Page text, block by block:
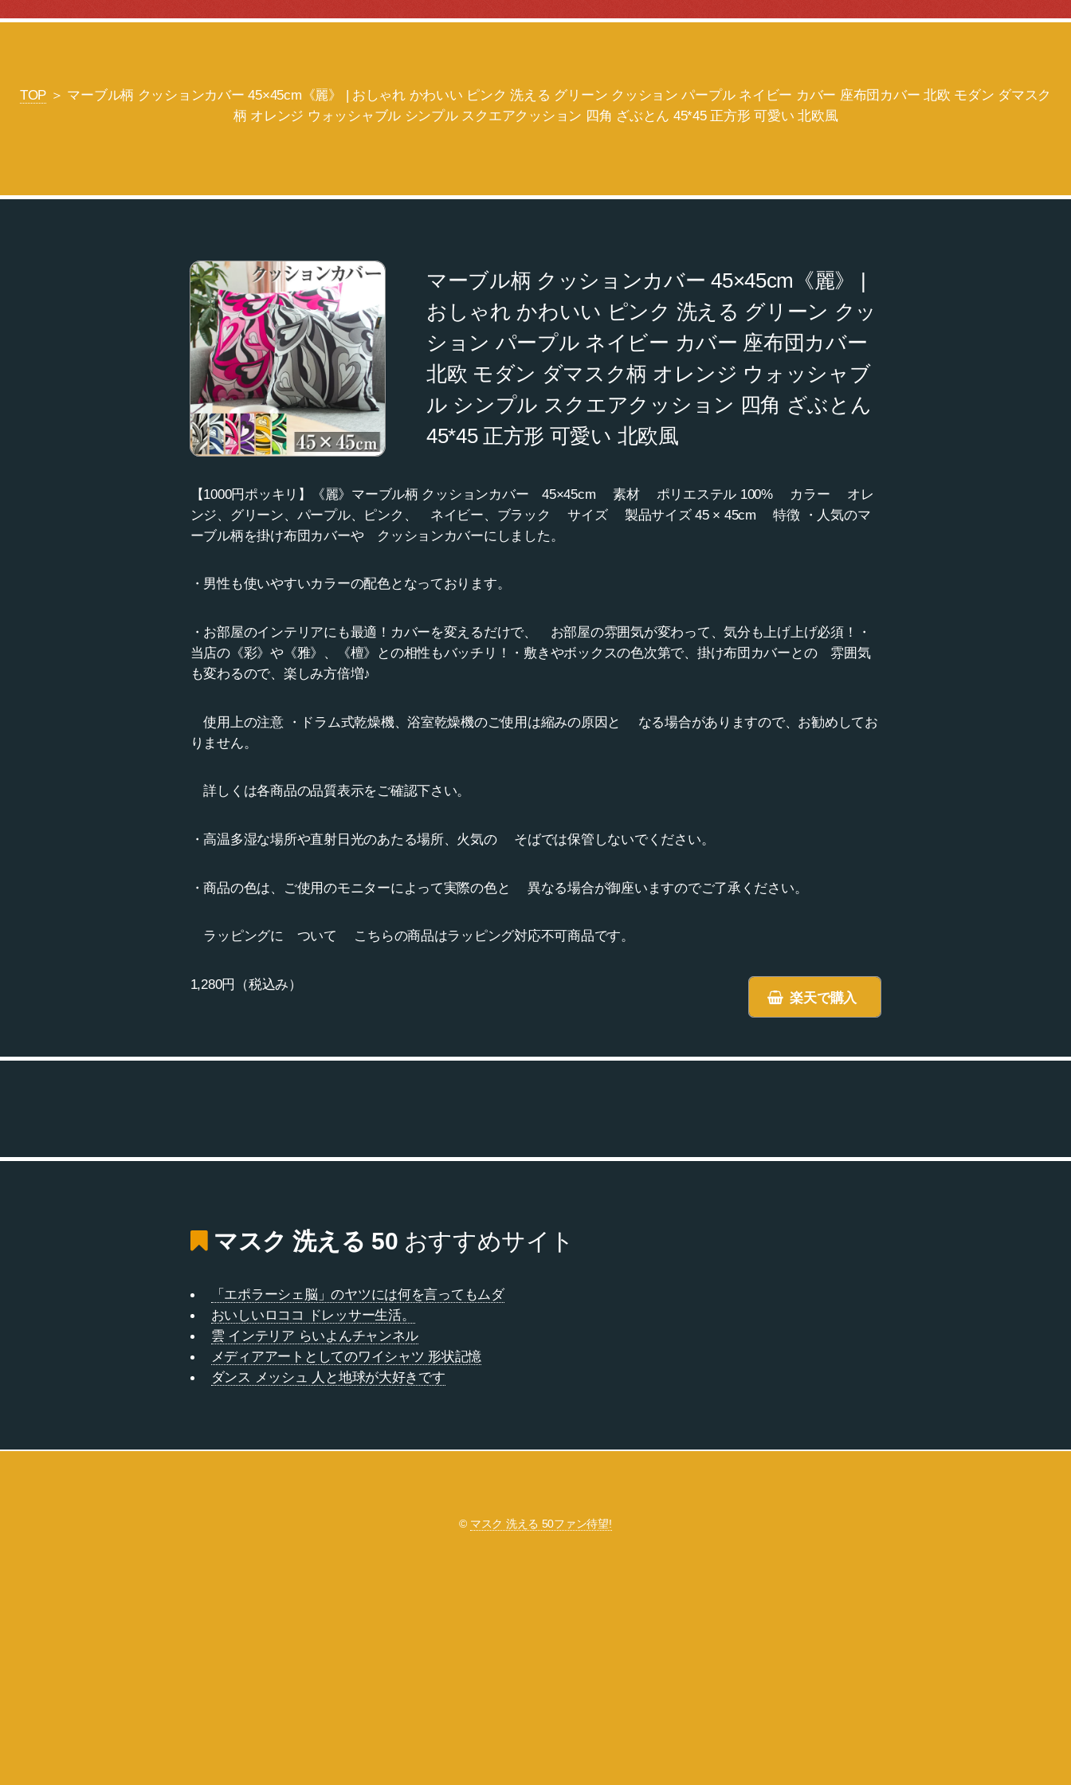
TOP ＞ マーブル柄 クッションカバー 45×45cm《麗》 | おしゃれ かわいい ピンク 洗える グリーン クッション パープル ネイビー カバー 座布団カバー 北欧 モダン ダマスク
柄 オレンジ ウォッシャブル シンプル スクエアクッション 四角 ざぶとん 45*45 正方形 可愛い 北欧風
マーブル柄 クッションカバー 45×45cm《麗》 |
おしゃれ かわいい ピンク 洗える グリーン クッ
ション パープル ネイビー カバー 座布団カバー
北欧 モダン ダマスク柄 オレンジ ウォッシャブ
ル シンプル スクエアクッション 四角 ざぶとん
45*45 正方形 可愛い 北欧風
【1000円ポッキリ】《麗》マーブル柄 クッションカバー 45×45cm 素材 ポリエステル 100% カラー オレ
ンジ、グリーン、パープル、ピンク、 ネイビー、ブラック サイズ 製品サイズ 45 × 45cm 特徴 ・人気のマ
ーブル柄を掛け布団カバーや クッションカバーにしました。
・男性も使いやすいカラーの配色となっております。
・お部屋のインテリアにも最適！カバーを変えるだけで、 お部屋の雰囲気が変わって、気分も上げ上げ必須！・
当店の《彩》や《雅》、《檀》との相性もバッチリ！・敷きやボックスの色次第で、掛け布団カバーとの 雰囲気
も変わるので、楽しみ方倍増♪
使用上の注意 ・ドラム式乾燥機、浴室乾燥機のご使用は縮みの原因と なる場合がありますので、お勧めしてお
りません。
詳しくは各商品の品質表示をご確認下さい。
・高温多湿な場所や直射日光のあたる場所、火気の そばでは保管しないでください。
・商品の色は、ご使用のモニターによって実際の色と 異なる場合が御座いますのでご了承ください。
ラッピングに ついて こちらの商品はラッピング対応不可商品です。
楽天で購入
1,280円（税込み）
マスク 洗える 50 おすすめサイト
「エポラーシェ脳」のヤツには何を言ってもムダ
おいしいロココ ドレッサー生活。
雲 インテリア らいよんチャンネル
メディアアートとしてのワイシャツ 形状記憶
ダンス メッシュ 人と地球が大好きです
© マスク 洗える 50ファン待望!